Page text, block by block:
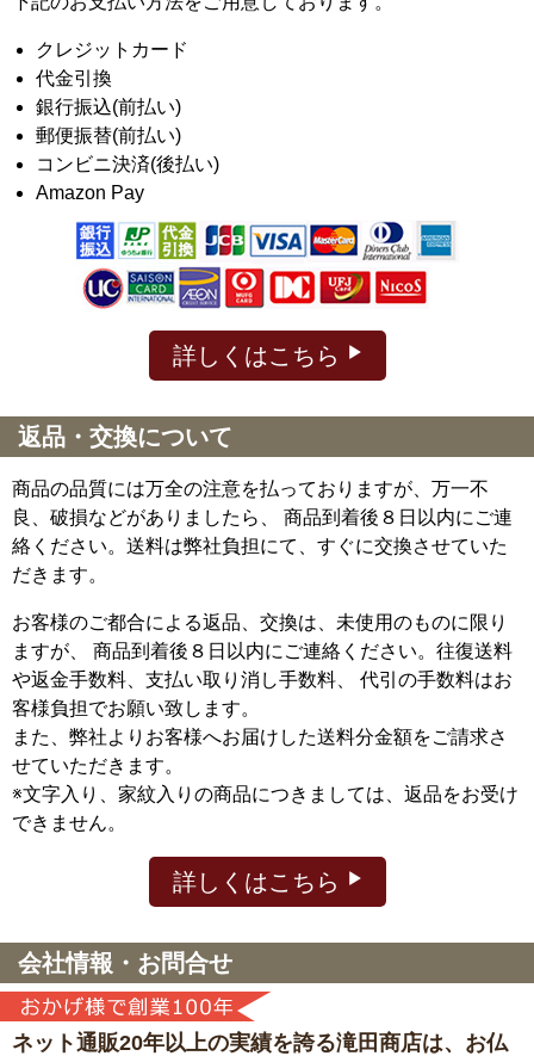
クレジットカード
代金引換
銀行振込(前払い)
郵便振替(前払い)
コンビニ決済(後払い)
Amazon Pay
詳しくはこちら
返品・交換について
商品の品質には万全の注意を払っておりますが、万一不
良、破損などがありましたら、 商品到着後８日以内にご連
絡ください。送料は弊社負担にて、すぐに交換させていた
だきます。
お客様のご都合による返品、交換は、未使用のものに限り
ますが、
商品到着後８日以内にご連絡ください。往復送料
や返金手数料、支払い取り消し手数料、 代引の手数料はお
客様負担でお願い致します。
また、弊社よりお客様へお届けした送料分金額をご請求さ
せていただきます。
※文字入り、家紋入りの商品につきましては、返品をお受け
できません。
詳しくはこちら
会社情報・お問合せ
ネット通販20年以上の実績を誇る滝田商店は、 お仏